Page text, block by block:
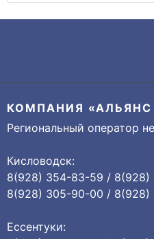
КОМПАНИЯ «АЛЬЯНС
Региональный оператор
Кисловодск:
8(928) 354-83-59 / 8(928)
8(928) 305-90-00 / 8(928)
Ессентуки: